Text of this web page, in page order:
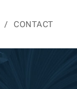
CONTACT